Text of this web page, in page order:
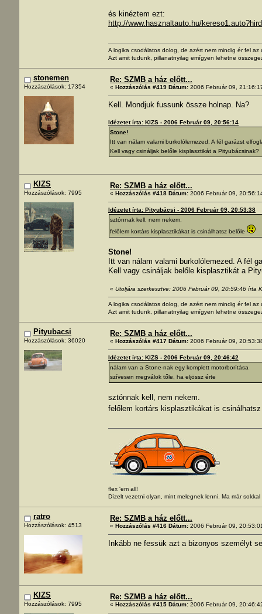
és kinéztem ezt:
http://www.hasznaltauto.hu/
A logika csodálatos dolog, de azért nem mindig ér fel
Azt amit tudunk, pillanatnyilag emígyen lehetne
stonemen
Hozzászólások: 17354
Re: SZMB a ház előtt...
« Hozzászólás #419 Dátum: 2006 Február 09,
Kell. Mondjuk fussunk össze holnap. Na?
Idézetet írta: KIZS - 2006 Február 09, 20:56:14
Stone!
Itt van nálam valami burkolólemezed. A fél garázst
Kell vagy csináljak belőle kisplasztikát a Pityubácsinak?
KIZS
Hozzászólások: 7995
Re: SZMB a ház előtt...
« Hozzászólás #418 Dátum: 2006 Február 09,
Idézetet írta: Pityubácsi - 2006 Február 09, 20:53:38
sztónnak kell, nem nekem.
felőlem kortárs kisplasztikákat is csinálhatsz belőle
Stone!
Itt van nálam valami burkolólemezed. A fél
Kell vagy csináljak belőle kisplasztikát a
« Utoljára szerkesztve: 2006 Február 09, 20:59:46 írta
A logika csodálatos dolog, de azért nem mindig ér fel
Azt amit tudunk, pillanatnyilag emígyen lehetne
Pityubacsi
Hozzászólások: 36020
Re: SZMB a ház előtt...
« Hozzászólás #417 Dátum: 2006 Február 09,
Idézetet írta: KIZS - 2006 Február 09, 20:46:42
nálam van a Stone-nak egy komplett motorborítása
szívesen megválok tőle, ha eljössz érte
sztónnak kell, nem nekem.
felőlem kortárs kisplasztikákat is
flex 'em all!
Dízelt vezetni olyan, mint melegnek lenni. Ma már
ratro
Hozzászólások: 4513
Re: SZMB a ház előtt...
« Hozzászólás #416 Dátum: 2006 Február 09,
Inkább ne fessük azt a bizonyos személyt
KIZS
Hozzászólások: 7995
Re: SZMB a ház előtt...
« Hozzászólás #415 Dátum: 2006 Február 09,